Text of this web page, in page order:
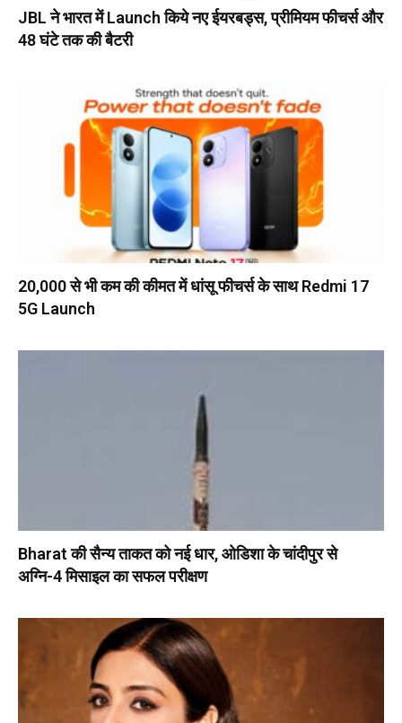
JBL ने भारत में Launch किये नए ईयरबड्स, प्रीमियम फीचर्स और
48 घंटे तक की बैटरी
20,000 से भी कम की कीमत में धांसू फीचर्स के साथ Redmi 17
5G Launch
Bharat की सैन्य ताकत को नई धार, ओडिशा के चांदीपुर से
अग्नि-4 मिसाइल का सफल परीक्षण